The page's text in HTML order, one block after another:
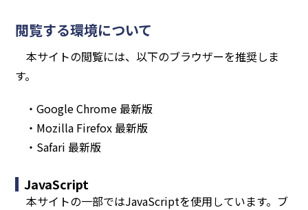
閲覧する環境について
本サイトの閲覧には、以下のブラウザーを推奨しま
す。
・Google Chrome 最新版
・Mozilla Firefox 最新版
・Safari 最新版
JavaScript
本サイトの一部ではJavaScriptを使用しています。ブ